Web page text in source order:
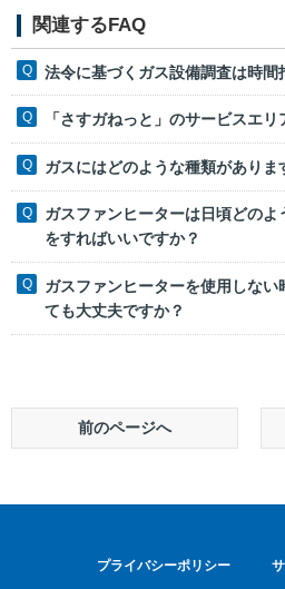
関連するFAQ
法令に基づくガス設備調査は時間
「さすガねっと」のサービスエリ
ガスにはどのような種類がありま
ガスファンヒーターは日頃どのよ
をすればいいですか？
ガスファンヒーターを使用しない
ても大丈夫ですか？
前のページへ
プライバシーポリシー